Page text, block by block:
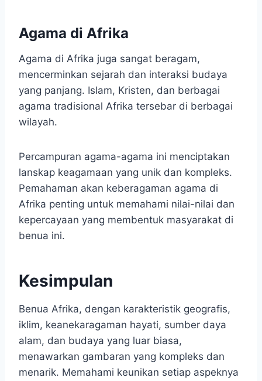
Agama di Afrika
Agama di Afrika juga sangat beragam,
mencerminkan sejarah dan interaksi budaya
yang panjang. Islam, Kristen, dan berbagai
agama tradisional Afrika tersebar di berbagai
wilayah.
Percampuran agama-agama ini menciptakan
lanskap keagamaan yang unik dan kompleks.
Pemahaman akan keberagaman agama di
Afrika penting untuk memahami nilai-nilai dan
kepercayaan yang membentuk masyarakat di
benua ini.
Kesimpulan
Benua Afrika, dengan karakteristik geografis,
iklim, keanekaragaman hayati, sumber daya
alam, dan budaya yang luar biasa,
menawarkan gambaran yang kompleks dan
menarik. Memahami keunikan setiap aspeknya